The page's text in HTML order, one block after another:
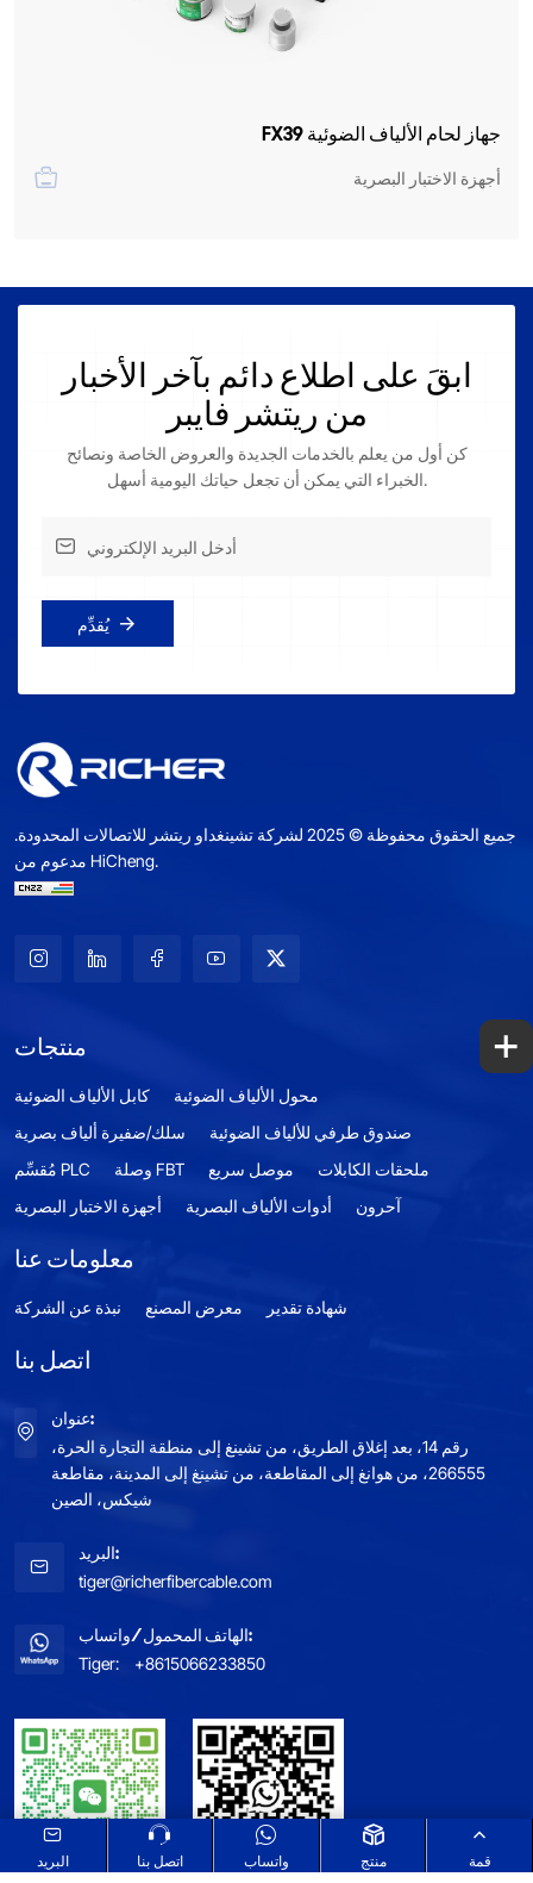
جهاز لحام الألياف الضوئية FX39
أجهزة الاختبار البصرية
ابقَ على اطلاع دائم بآخر الأخبار
من ريتشر فايبر
كن أول من يعلم بالخدمات الجديدة والعروض الخاصة ونصائح
الخبراء التي يمكن أن تجعل حياتك اليومية أسهل.
يُقدِّم
جميع الحقوق محفوظة © 2025 لشركة تشينغداو ريتشر للاتصالات المحدودة.
مدعوم من HiCheng.
منتجات
كابل الألياف الضوئية
محول الألياف الضوئية
سلك/ضفيرة ألياف بصرية
صندوق طرفي للألياف الضوئية
مُقسِّم PLC
وصلة FBT موصل سريع
ملحقات الكابلات
أجهزة الاختبار البصرية
أدوات الألياف البصرية آحرون
معلومات عنا
نبذة عن الشركة معرض المصنع شهادة تقدير
اتصل بنا
عنوان:
رقم 14، بعد إغلاق الطريق، من تشينغ إلى منطقة التجارة الحرة،
266555، من هوانغ إلى المقاطعة، من تشينغ إلى المدينة، مقاطعة
شيكس، الصين
البريد:
tiger@richerfibercable.com
الهاتف المحمول/واتساب:
Tiger:
+8615066233850
+
البريد اتصل بنا واتساب منتج قمة